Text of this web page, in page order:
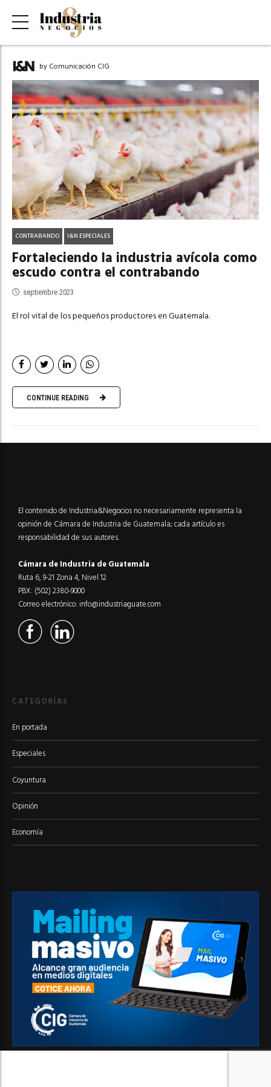
by Comunicación CIG
CONTRABANDO I&N ESPECIALES
Fortaleciendo la industria avícola como
escudo contra el contrabando
septiembre 2023
El rol vital de los pequeños productores en Guatemala.
CONTINUE READING
El contenido de Industria&Negocios no necesariamente representa la
opinión de Cámara de Industria de Guatemala; cada artículo es
responsabilidad de sus autores.
Cámara de Industria de Guatemala
Ruta 6, 9-21 Zona 4, Nivel 12
PBX: (502) 2380-9000
Correo electrónico: info@industriaguate.com
CATEGORÍAS
En portada
Especiales
Coyuntura
Opinión
Economía